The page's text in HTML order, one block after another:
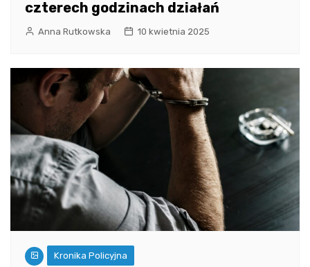
czterech godzinach działań
Anna Rutkowska 10 kwietnia 2025
Kronika Policyjna